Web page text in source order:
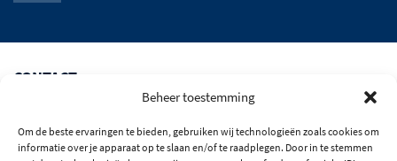
Beheer toestemming
Om de beste ervaringen te bieden, gebruiken wij technologieën zoals cookies om
informatie over je apparaat op te slaan en/of te raadplegen. Door in te stemmen
CONTACT
HET BEDRIJF